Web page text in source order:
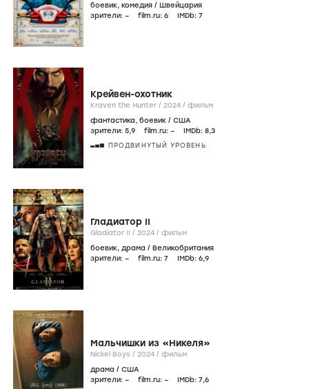
боевик, комедия / Швейцария
зрители: – film.ru: 6 IMDb: 7
Крейвен-охотник
Kraven the Hunter / 2024 / фильм
фантастика, боевик / США
зрители: 5,9 film.ru: – IMDb: 8,3
ПРОДВИНУТЫЙ УРОВЕНЬ
Гладиатор II
Gladiator II / 2024 / фильм
боевик, драма / Великобритания
зрители: – film.ru: 7 IMDb: 6,9
Мальчишки из «Никеля»
Nickel Boys / 2024 / фильм
драма / США
зрители: – film.ru: – IMDb: 7,6